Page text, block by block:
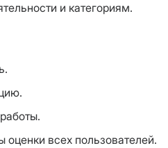
и категориям.
оценки всех пользователей.